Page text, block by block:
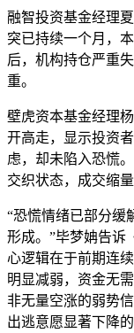
融智投资基金经理
突已持续一个月，
后，机构持仓严重
重。
壁虎资本基金经理
开高走，显示投资
虑，却未陷入恐慌
交织状态，成交缩量
“恐慌情绪已部分缓
形成。”毕梦姌告诉
心逻辑在于前期连
明显减弱，资金无
非无量空涨的弱势
出逃意愿显著下降